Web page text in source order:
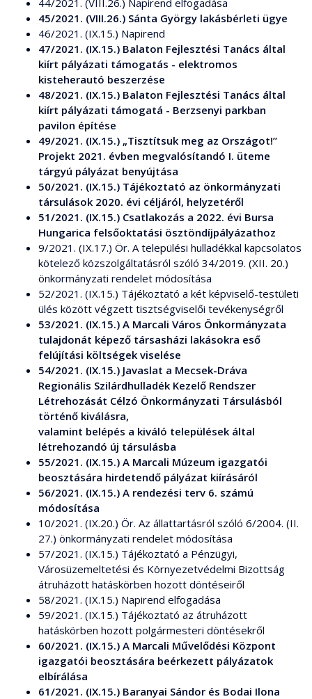
44/2021. (VIII.26.) Napirend elfogadása
45/2021. (VIII.26.) Sánta György lakásbérleti ügye
46/2021. (IX.15.) Napirend
47/2021. (IX.15.) Balaton Fejlesztési Tanács által
kiírt pályázati támogatás - elektromos
kisteherautó beszerzése
48/2021. (IX.15.) Balaton Fejlesztési Tanács által
kiírt pályázati támogatá - Berzsenyi parkban
pavilon építése
49/2021. (IX.15.) „Tisztítsuk meg az Országot!”
Projekt 2021. évben megvalósítandó I. üteme
tárgyú pályázat benyújtása
50/2021. (IX.15.) Tájékoztató az önkormányzati
társulások 2020. évi céljáról, helyzetéről
51/2021. (IX.15.) Csatlakozás a 2022. évi Bursa
Hungarica felsőoktatási ösztöndíjpályázathoz
9/2021. (IX.17.) Ör. A települési hulladékkal kapcsolatos
kötelező közszolgáltatásról szóló 34/2019. (XII. 20.)
önkormányzati rendelet módosítása
52/2021. (IX.15.) Tájékoztató a két képviselő-testületi
ülés között végzett tisztségviselői tevékenységről
53/2021. (IX.15.) A Marcali Város Önkormányzata
tulajdonát képező társasházi lakásokra eső
felújítási költségek viselése
54/2021. (IX.15.) Javaslat a Mecsek-Dráva
Regionális Szilárdhulladék Kezelő Rendszer
Létrehozását Célzó Önkormányzati Társulásból
történő kiválásra,
valamint belépés a kiváló települések által
létrehozandó új társulásba
55/2021. (IX.15.) A Marcali Múzeum igazgatói
beosztására hirdetendő pályázat kiírásáról
56/2021. (IX.15.) A rendezési terv 6. számú
módosítása
10/2021. (IX.20.) Ör. Az állattartásról szóló 6/2004. (II.
27.) önkormányzati rendelet módosítása
57/2021. (IX.15.) Tájékoztató a Pénzügyi,
Városüzemeltetési és Környezetvédelmi Bizottság
átruházott hatáskörben hozott döntéseiről
58/2021. (IX.15.) Napirend elfogadása
59/2021. (IX.15.) Tájékoztató az átruházott
hatáskörben hozott polgármesteri döntésekről
60/2021. (IX.15.) A Marcali Művelődési Központ
igazgatói beosztására beérkezett pályázatok
elbírálása
61/2021. (IX.15.) Baranyai Sándor és Bodai Ilona